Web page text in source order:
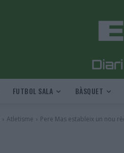
FUTBOL SALA BÀSQUET
Atletisme Pere Mas estableix un nou